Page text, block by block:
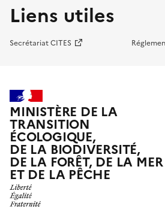
Liens utiles
Secrétariat CITES
MINISTÈRE DE LA
TRANSITION
ÉCOLOGIQUE,
DE LA BIODIVERSITÉ,
DE LA FORÊT, DE LA MER
ET DE LA PÊCHE